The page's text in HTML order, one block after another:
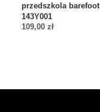
przedszkola barefoot
143Y001
109,00 zł